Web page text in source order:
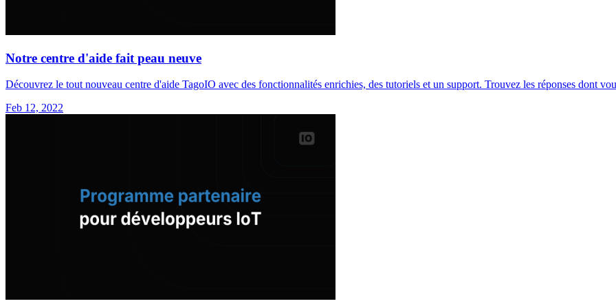
Notre centre d'aide fait peau neuve
Découvrez le tout nouveau centre d'aide TagoIO avec des fonctionnalités enrichies, des tutoriels et un support. Trouvez les réponses dont
Feb 12, 2022